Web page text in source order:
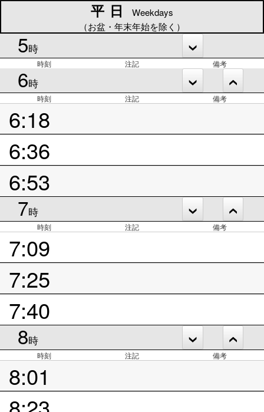
平日
Weekdays
（お盆・年末年始を除く）
5時
時刻 注記 備考
6時
時刻 注記 備考
6:18
6:36
6:53
7時
時刻 注記 備考
7:09
7:25
7:40
8時
時刻 注記 備考
8:01